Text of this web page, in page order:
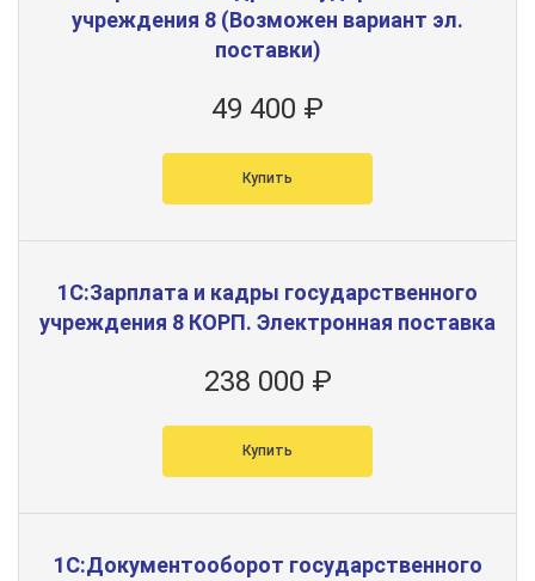
учреждения 8 (Возможен вариант эл.
поставки)
49 400 ₽
Купить
1С:Зарплата и кадры государственного
учреждения 8 КОРП. Электронная поставка
238 000 ₽
Купить
1С:Документооборот государственного